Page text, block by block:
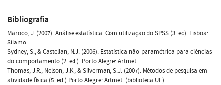
Bibliografia
Maroco, J. (2007). Análise estatística. Com utilizaçao do SPSS (3. ed). Lisboa:
Sílamo.
Sydney, S., & Castellan, N.J. (2006). Estatística não-paramétrica para ciências
do comportamento (2. ed.). Porto Alegre: Artmet.
Thomas, J.R., Nelson, J.K., & Silverman, S.J. (2007). Métodos de pesquisa em
atividade física (5. ed.) Porto Alegre: Artmet. (biblioteca UE)